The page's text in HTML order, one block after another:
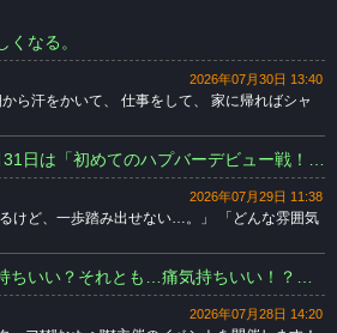
なる。
2026年07月30日 13:40
2026年07月29日 11:38
一歩踏み出せない…。」 「どんな雰囲気
2026年07月28日 14:20